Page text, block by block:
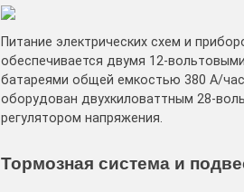
Питание электрических схем и
обеспечивается двумя 12-
батареями общей емкостью 380 А/
оборудован двухкиловаттным 28-
регулятором напряжения.
Тормозная система и